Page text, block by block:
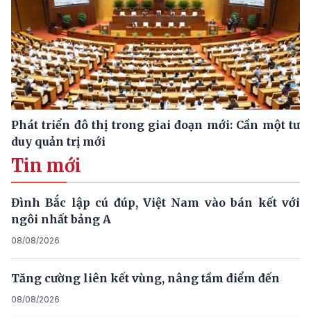
Phát triển đô thị trong giai đoạn mới: Cần một tư
duy quản trị mới
Tin mới
Đình Bắc lập cú đúp, Việt Nam vào bán kết với
ngôi nhất bảng A
08/08/2026
Tăng cường liên kết vùng, nâng tầm điểm đến
08/08/2026